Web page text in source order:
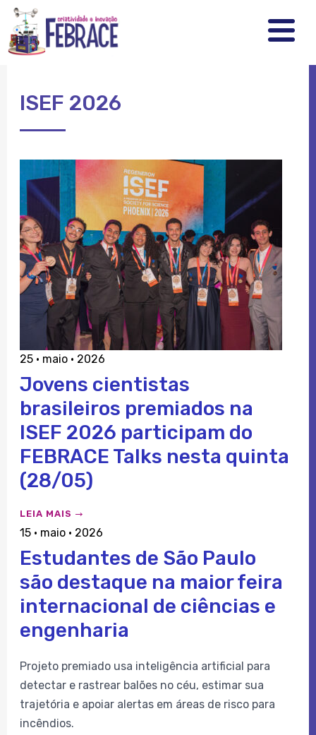
FEBRRACE
.
.
.
ISEF 2026
25 · maio · 2026
Jovens cientistas
brasileiros premiados na
ISEF 2026 participam do
FEBRACE Talks nesta quinta
(28/05)
LEIA MAIS
15 · maio · 2026
Estudantes de São Paulo
são destaque na maior feira
internacional de ciências e
engenharia
Projeto premiado usa inteligência artificial para
detectar e rastrear balões no céu, estimar sua
trajetória e apoiar alertas em áreas de risco para
incêndios.